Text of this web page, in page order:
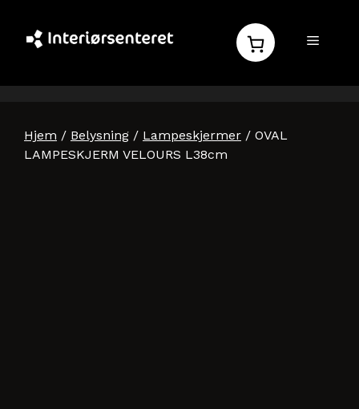
innhold
MENY
Hjem / Belysning / Lampeskjermer / OVAL
LAMPESKJERM VELOURS L38cm